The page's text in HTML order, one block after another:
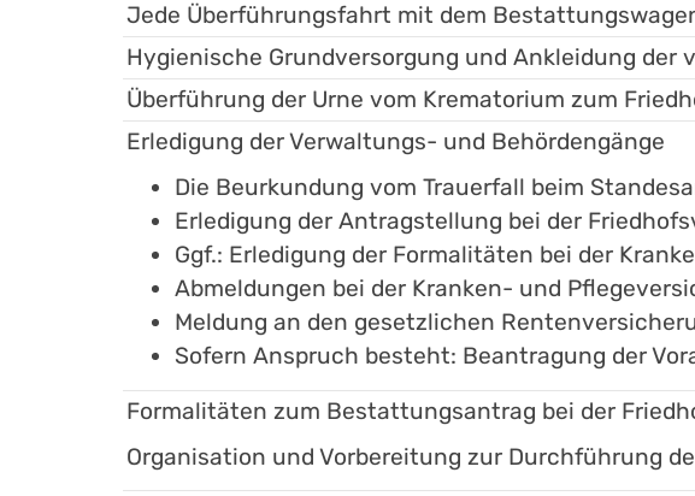
Jede Überführungsfahrt mit dem
Hygienische Grundversorgung und Ankleidung der
Überführung der Urne vom Krematorium zum
Erledigung der Verwaltungs- und Behördengänge
Die Beurkundung vom Trauerfall beim
Erledigung der Antragstellung bei der
Ggf.: Erledigung der Formalitäten bei der
Abmeldungen bei der Kranken- und
Meldung an den gesetzlichen
Sofern Anspruch besteht: Beantragung der
Formalitäten zum Bestattungsantrag bei der
Organisation und Vorbereitung zur Durchführung